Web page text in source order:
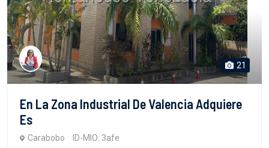
21
En La Zona Industrial De Valencia Adquiere
Es
Carabobo ID-MIO: 3afe